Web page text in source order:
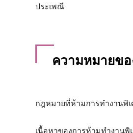
ประเพณี
ความหมายข
กฎหมายที่ห้ามการทำงานพิ
เนื้อหาของการห้ามทำงาน